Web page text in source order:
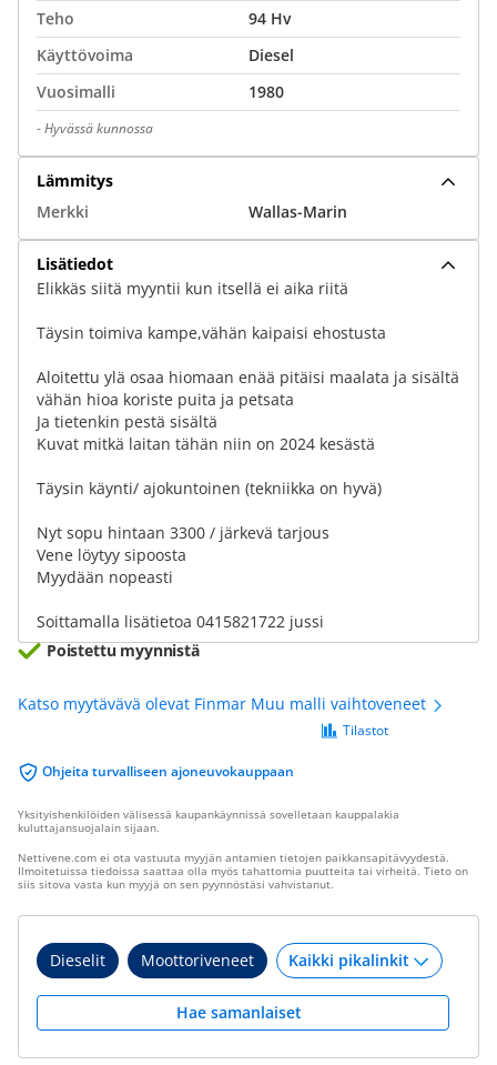
Teho
94 Hv
Käyttövoima
Diesel
Vuosimalli
1980
-Hyvässä kunnossa
Lämmitys
Merkki
Wallas-Marin
Lisätiedot
Elikkäs siitä myyntii kun itsellä ei aika riitä
Täysin toimiva kampe,vähän kaipaisi ehostusta
Aloitettu ylä osaa hiomaan enää pitäisi maalata ja sisältä
vähän hioa koriste puita ja petsata
Ja tietenkin pestä sisältä
Kuvat mitkä laitan tähän niin on 2024 kesästä
Täysin käynti/ ajokuntoinen (tekniikka on hyvä)
Nyt sopu hintaan 3300 / järkevä tarjous
Vene löytyy sipoosta
Myydään nopeasti
Soittamalla lisätietoa 0415821722 jussi
Poistettu myynnistä
Katso myytävävä olevat Finmar Muu malli vaihtoveneet
Ohjeita turvalliseen ajoneuvokauppaan
Tilastot
Yksityishenkilöiden välisessä kaupankäynnissä sovelletaan kauppalakia
kuluttajansuojalain sijaan.
Nettivene.com ei ota vastuuta myyjän antamien tietojen paikkansapitävyydestä.
Ilmoitetuissa tiedoissa saattaa olla myös tahattomia puutteita tai virheitä. Tieto on
siis sitova vasta kun myyjä on sen pyynnöstäsi vahvistanut.
Dieselit Moottoriveneet
Hae samanlaiset